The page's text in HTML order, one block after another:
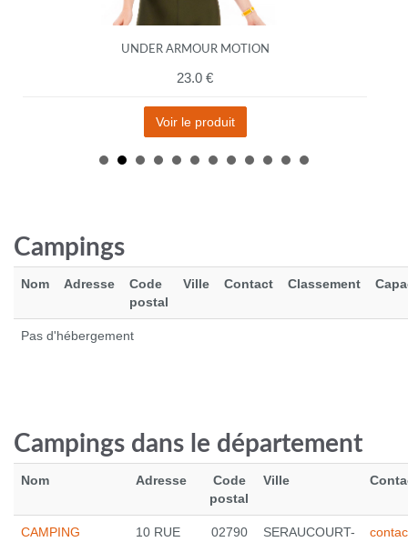
UNDER ARMOUR MOTION
23.0 €
Voir le produit
Voir le produit
Campings
Nom Adresse
Code
postal
Ville Contact Classement
Pas d'hébergement
Campings dans le département
Nom Adresse
Code
postal
Ville
CAMPING
10 RUE
02790
SERAUCOURT-